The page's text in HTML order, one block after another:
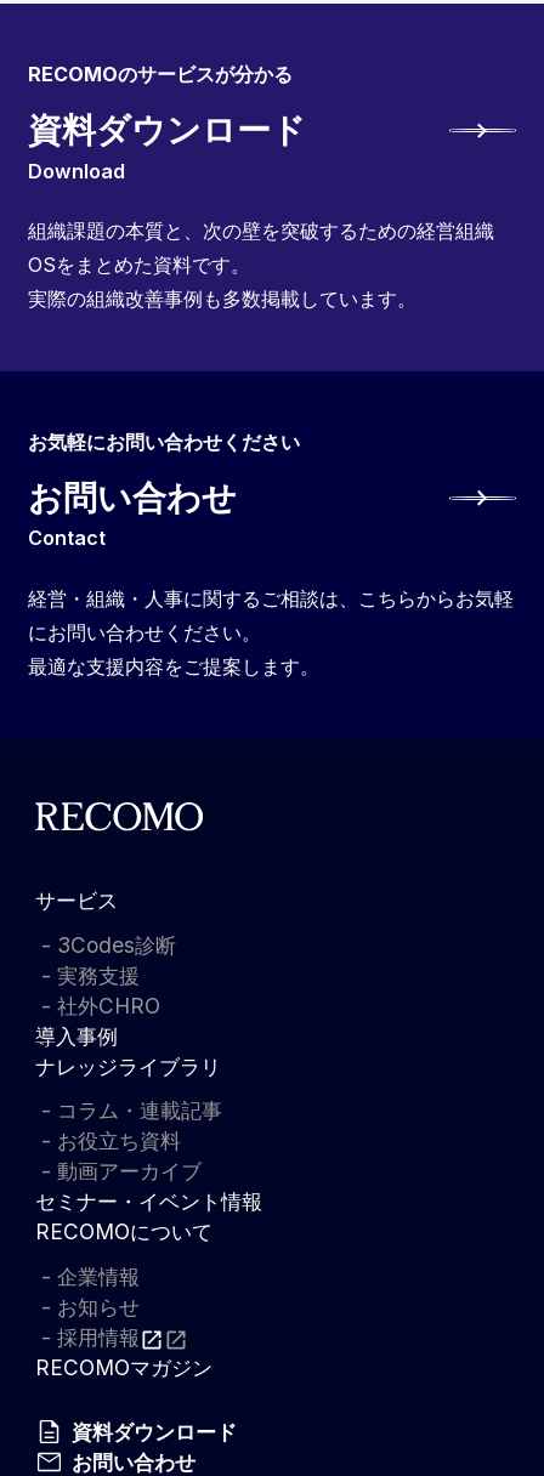
RECOMOのサービスが分かる
資料ダウンロード
Download
組織課題の本質と、次の壁を突破するための経営組織
OSをまとめた資料です。
実際の組織改善事例も多数掲載しています。
お気軽にお問い合わせください
お問い合わせ
Contact
経営・組織・人事に関するご相談は、こちらからお気軽
にお問い合わせください。
最適な支援内容をご提案します。
サービス
3Codes診断
実務支援
社外CHRO
導入事例
ナレッジライブラリ
コラム・連載記事
お役立ち資料
動画アーカイブ
セミナー・イベント情報
RECOMOについて
企業情報
お知らせ
採用情報
RECOMOマガジン
資料ダウンロード
お問い合わせ